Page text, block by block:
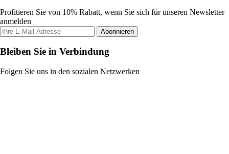
Profitieren Sie von 10% Rabatt, wenn Sie sich für unseren Newsletter
anmelden
Abonnieren
Bleiben Sie in Verbindung
Folgen Sie uns in den sozialen Netzwerken